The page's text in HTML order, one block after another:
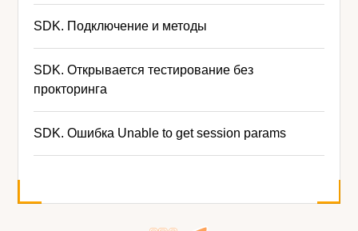
SDK. Подключение и методы
SDK. Открывается тестирование без
прокторинга
SDK. Ошибка Unable to get session params